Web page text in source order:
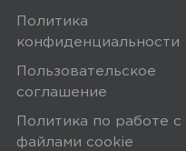
Политика
конфиденциальности
Пользовательское
соглашение
Политика по работе с
файлами сookie